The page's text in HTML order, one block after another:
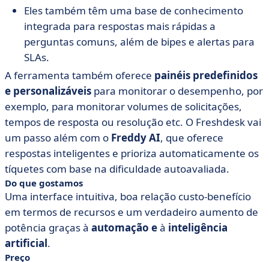
Eles também têm uma base de conhecimento
integrada para respostas mais rápidas a
perguntas comuns, além de bipes e alertas para
SLAs.
A ferramenta também oferece painéis predefinidos
e personalizáveis para monitorar o desempenho, por
exemplo, para monitorar volumes de solicitações,
tempos de resposta ou resolução etc. O Freshdesk vai
um passo além com o Freddy AI, que oferece
respostas inteligentes e prioriza automaticamente os
tíquetes com base na dificuldade autoavaliada.
Do que gostamos
Uma interface intuitiva, boa relação custo-benefício
em termos de recursos e um verdadeiro aumento de
potência graças à automação eà inteligência
artificial.
Preço